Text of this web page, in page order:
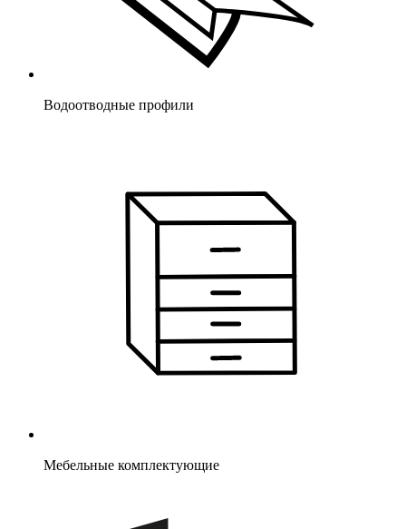
Водоотводные профили
Мебельные комплектующие